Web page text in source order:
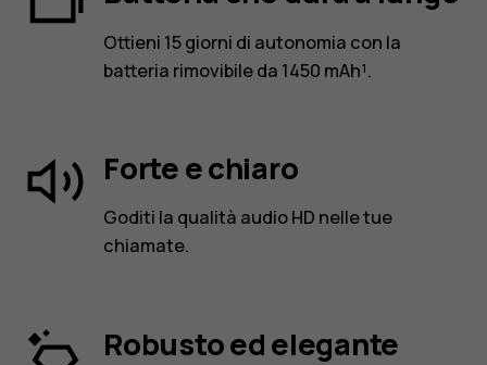
Ottieni 15 giorni di autonomia con la
batteria rimovibile da 1450 mAh¹.
Forte e chiaro
Goditi la qualità audio HD nelle tue
chiamate.
Robusto ed elegante